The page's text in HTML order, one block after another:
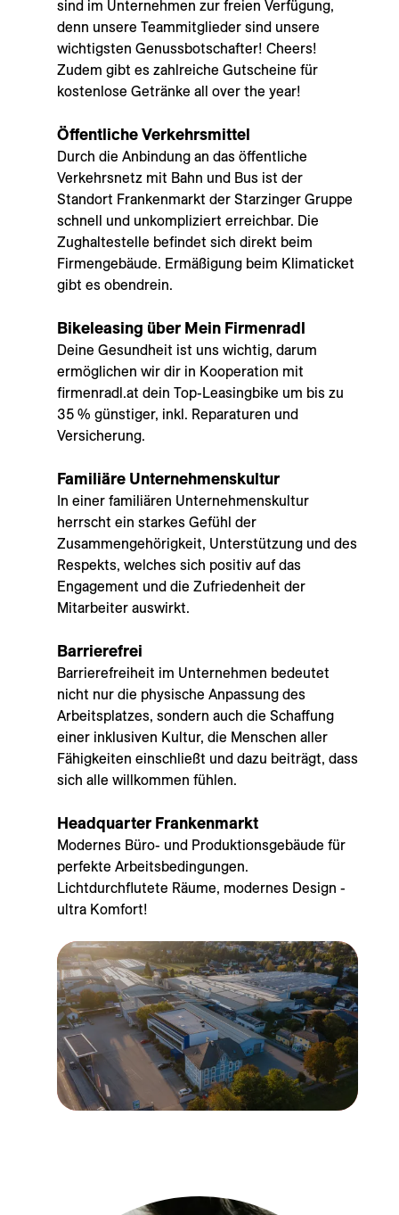
sind im Unternehmen zur freien Verfügung,
denn unsere Teammitglieder sind unsere
wichtigsten Genussbotschafter! Cheers!
Zudem gibt es zahlreiche Gutscheine für
kostenlose Getränke all over the year!
Öffentliche Verkehrsmittel
Durch die Anbindung an das öffentliche
Verkehrsnetz mit Bahn und Bus ist der
Standort Frankenmarkt der Starzinger Gruppe
schnell und unkompliziert erreichbar. Die
Zughaltestelle befindet sich direkt beim
Firmengebäude. Ermäßigung beim Klimaticket
gibt es obendrein.
Bikeleasing über Mein Firmenradl
Deine Gesundheit ist uns wichtig, darum
ermöglichen wir dir in Kooperation mit
firmenradl.at dein Top-Leasingbike um bis zu
35 % günstiger, inkl. Reparaturen und
Versicherung.
Familiäre Unternehmenskultur
In einer familiären Unternehmenskultur
herrscht ein starkes Gefühl der
Zusammengehörigkeit, Unterstützung und des
Respekts, welches sich positiv auf das
Engagement und die Zufriedenheit der
Mitarbeiter auswirkt.
Barrierefrei
Barrierefreiheit im Unternehmen bedeutet
nicht nur die physische Anpassung des
Arbeitsplatzes, sondern auch die Schaffung
einer inklusiven Kultur, die Menschen aller
Fähigkeiten einschließt und dazu beiträgt, dass
sich alle willkommen fühlen.
Headquarter Frankenmarkt
Modernes Büro- und Produktionsgebäude für
perfekte Arbeitsbedingungen.
Lichtdurchflutete Räume, modernes Design -
ultra Komfort!